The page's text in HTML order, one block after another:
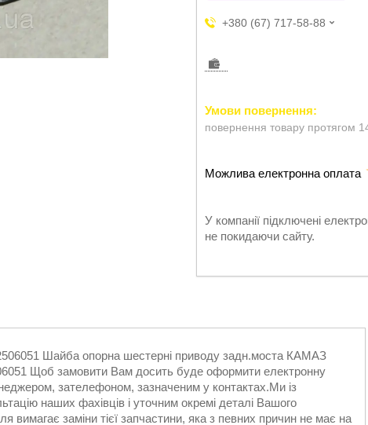
+380 (67) 717-58-88
повернення товару протягом
У компанії підключені
не покидаючи сайту.
Шайба опорна шестерні приводу задн.моста КАМАЗ
Щоб замовити Вам досить буде оформити електронну
зателефоном, зазначеним у контактах.Ми із
наших фахівців і уточним окремі деталі Вашого
вимагає заміни тієї запчастини, яка з певних причин не має на